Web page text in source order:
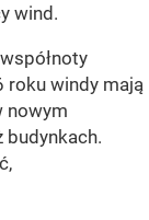
wind.
roku windy mają
nowym
budynkach.